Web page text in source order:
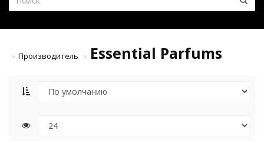
Производитель Essential Parfums